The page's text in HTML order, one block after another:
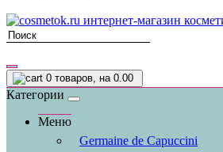
0 товаров, на 0.00
Категории
Меню
Germaine de Capuccini